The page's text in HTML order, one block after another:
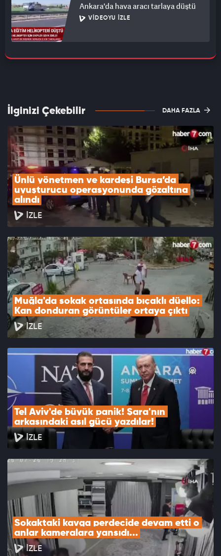
Ankara'da hava aracı tarlaya düştü
VIDEOYU İZLE
İlginizi Çekebilir DAHA FAZLA
Ünlü yönetmen ve kardeşi Bursa’da
uyuşturucu operasyonunda gözaltına
alındı
İZLE
Muğla'da sokak ortasında bıçaklı düello:
Kan donduran görüntüler ortaya çıktı
İZLE
Tel Aviv'de büyük panik! Şara'nın
arkasındaki asıl gücü yazdılar!
İZLE
Sokaktaki kavga perdecide devam etti o
anlar kameralara yansıdı...
İZLE